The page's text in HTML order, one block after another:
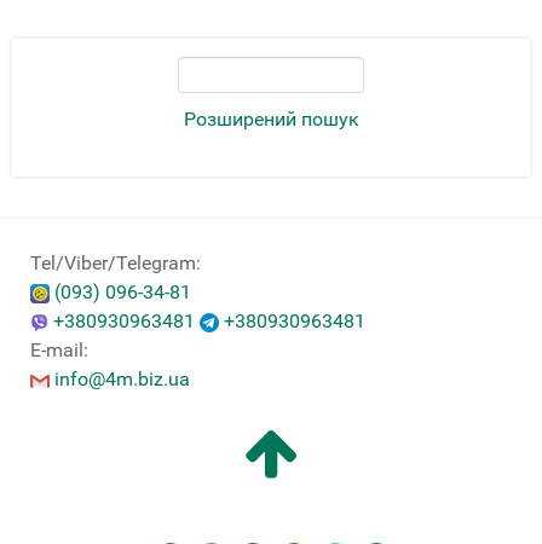
Розширений пошук
Tel/Viber/Telegram:
(093) 096-34-81
+380930963481
+380930963481
E-mail:
info@4m.biz.ua